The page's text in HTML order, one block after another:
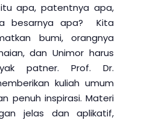
itu apa, patentnya apa,
besarnya apa? Kita
bumi, orangnya
dan Unimor harus
patner. Prof. Dr.
kuliah umum
penuh inspirasi. Materi
jelas dan aplikatif,